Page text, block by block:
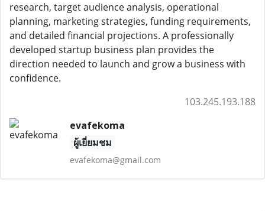
research, target audience analysis, operational
planning, marketing strategies, funding requirements,
and detailed financial projections. A professionally
developed startup business plan provides the
direction needed to launch and grow a business with
confidence.
103.245.193.188
evafekoma
ผู้เยี่ยมชม
evafekoma@gmail.com